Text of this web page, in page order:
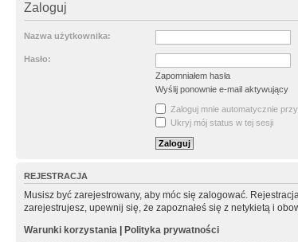
Zaloguj
Nazwa użytkownika:
Hasło:
Zapomniałem hasła
Wyślij ponownie e-mail aktywujący
Zaloguj mnie automatycznie
Ukryj mój status w tej sesji
REJESTRACJA
Musisz być zarejestrowany, aby móc się zalogować.
zarejestrujesz, upewnij się, że zapoznałeś się z netykietą i
Warunki korzystania | Polityka prywatności